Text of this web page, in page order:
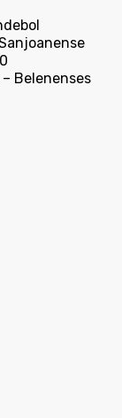
Belenenses